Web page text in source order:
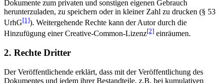
Dokumente zum privaten und sonstigen eigenen Gebrauch
herunterzuladen, zu speichern oder in kleiner Zahl zu drucken (§ 53
UrhG[1]). Weitergehende Rechte kann der Autor durch die
Hinzufügung einer Creative-Common-Lizenz[2] einräumen.
2. Rechte Dritter
Der Veröffentlichende erklärt, dass mit der Veröffentlichung des
Dokumentes und jedem ihrer Bestandteile, z.B. bei kumulativen